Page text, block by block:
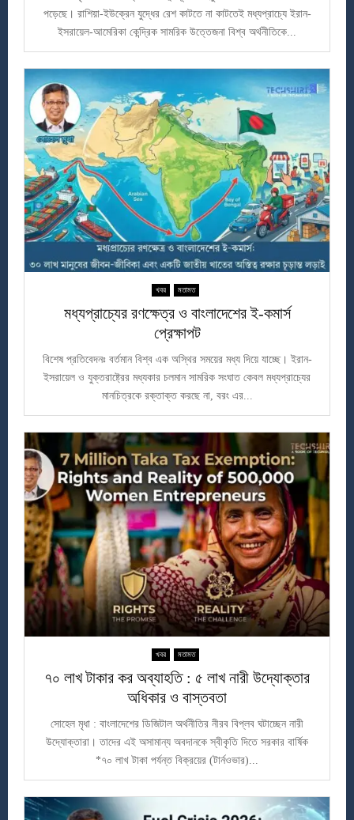
পড়েছে। রাশিয়া-ইউক্রেন যুদ্ধের রেশ কাটতে না কাটতেই মধ্যপ্রাচ্যে ইরান-
ইসরায়েল-আমেরিকা কেন্দ্রিক সামরিক উত্তেজনা বিশ্ব অর্থনীতিকে...
খবর মতামত
মধ্যপ্রাচ্যের রণক্ষেত্র ও বাংলাদেশের ই-কমার্স
প্রেক্ষাপট
বিশেষ প্রতিবেদনঃ বর্তমান বিশ্ব এক অস্থির সময়ের মধ্য দিয়ে যাচ্ছে। ইরান-
ইসরায়েল ও যুক্তরাষ্ট্রের মধ্যকার চলমান সামরিক সংঘাত কেবল মধ্যপ্রাচ্যের
মানচিত্রকে রক্তাক্ত করছে না, বরং এর...
খবর মতামত
৭০ লাখ টাকার কর অব্যাহতি : ৫ লাখ নারী উদ্যোক্তার
অধিকার ও বাস্তবতা
সোহেল মৃধা : বাংলাদেশের ডিজিটাল অর্থনীতির নীরব বিপ্লব ঘটাচ্ছেন নারী
উদ্যোক্তারা। তাদের এই অসামান্য অবদানকে স্বীকৃতি দিতে সরকার বার্ষিক
*৭০ লাখ টাকা পর্যন্ত বিক্রয়ের (টার্নওভার)...